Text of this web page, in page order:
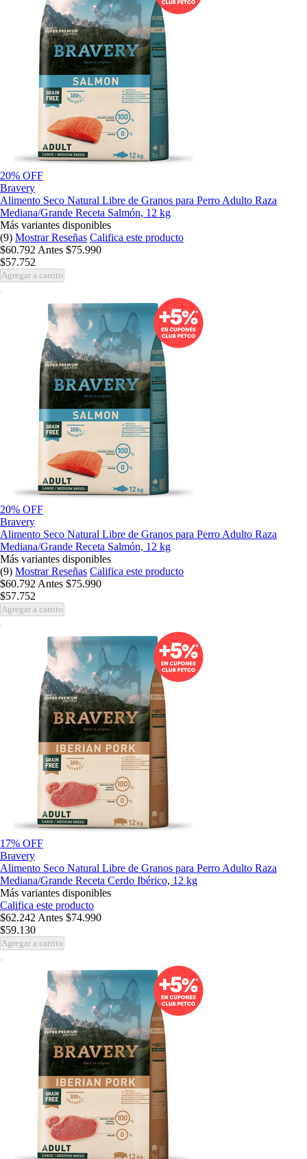
20% OFF
Bravery
Alimento Seco Natural Libre de Granos para Perro Adulto Raza
Mediana/Grande Receta Salmón, 12 kg
Más variantes disponibles
(9) Mostrar Reseñas Califica este producto
$60.792 Antes $75.990
$57.752
Agregar a carrito
20% OFF
Bravery
Alimento Seco Natural Libre de Granos para Perro Adulto Raza
Mediana/Grande Receta Salmón, 12 kg
Más variantes disponibles
(9) Mostrar Reseñas Califica este producto
$60.792 Antes $75.990
$57.752
Agregar a carrito
17% OFF
Bravery
Alimento Seco Natural Libre de Granos para Perro Adulto Raza
Mediana/Grande Receta Cerdo Ibérico, 12 kg
Más variantes disponibles
Califica este producto
$62.242 Antes $74.990
$59.130
Agregar a carrito